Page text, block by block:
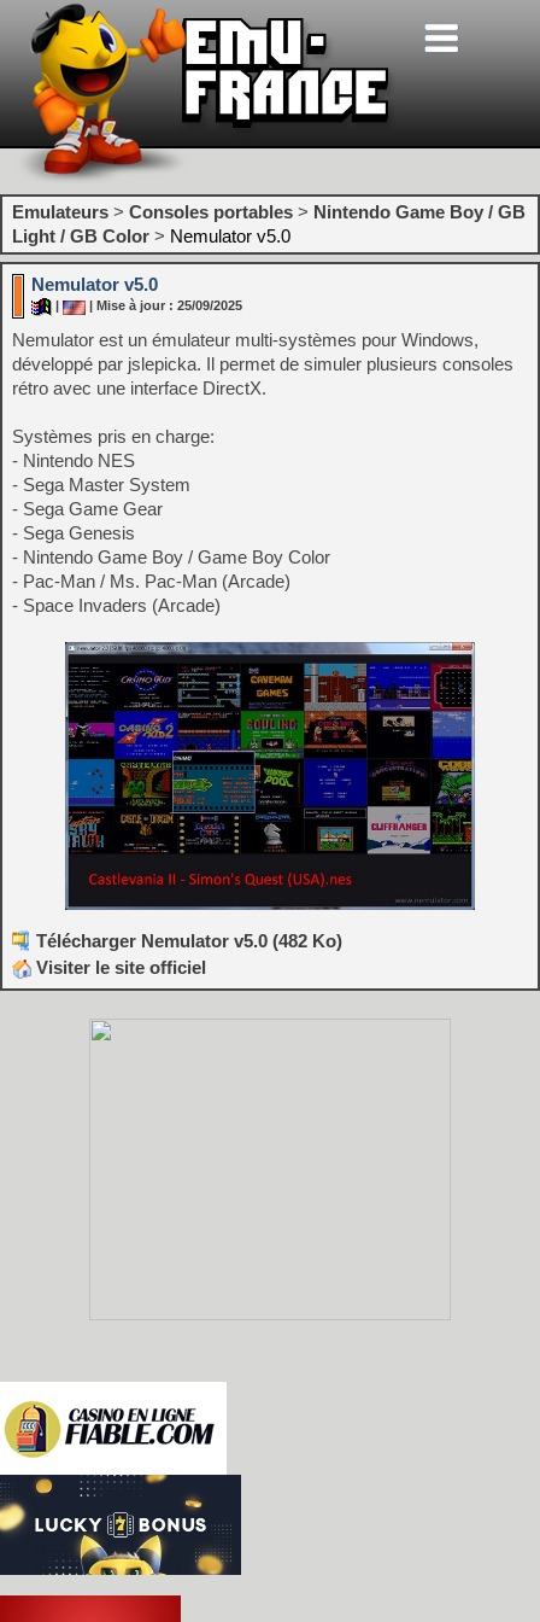
Emulateurs > Consoles portables > Nintendo Game Boy / GB
Light / GB Color > Nemulator v5.0
Nemulator v5.0
| Mise à jour : 25/09/2025
Nemulator est un émulateur multi-systèmes pour Windows,
développé par jslepicka. Il permet de simuler plusieurs consoles
rétro avec une interface DirectX.
Systèmes pris en charge:
- Nintendo NES
- Sega Master System
- Sega Game Gear
- Sega Genesis
- Nintendo Game Boy / Game Boy Color
- Pac-Man / Ms. Pac-Man (Arcade)
- Space Invaders (Arcade)
Télécharger Nemulator v5.0 (482 Ko)
Visiter le site officiel